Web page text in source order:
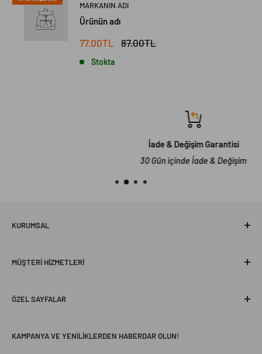
MARKANIN ADI
Ürünün adı
77.00TL 87.00TL
Stokta
İade & Değişim Garantisi
30 Gün içinde İade & Değişim
KURUMSAL
Erel Concept
MÜŞTERI HIZMETLERI
İletişim
Değişim & İade Politikası
ÖZEL SAYFALAR
Concept Blogs
KAMPANYA VE YENILIKLERDEN HABERDAR OLUN!